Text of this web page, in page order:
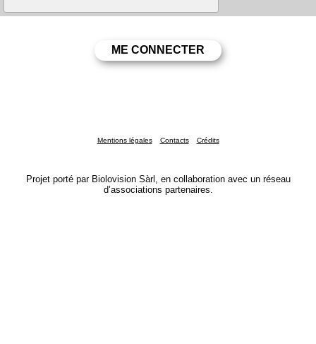
Mentions légales Contacts Crédits
Projet porté par Biolovision Sàrl, en collaboration avec un réseau
d’associations partenaires.